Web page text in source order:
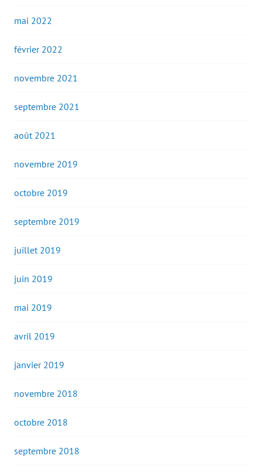
mai 2022
février 2022
novembre 2021
septembre 2021
août 2021
novembre 2019
octobre 2019
septembre 2019
juillet 2019
juin 2019
mai 2019
avril 2019
janvier 2019
novembre 2018
octobre 2018
septembre 2018